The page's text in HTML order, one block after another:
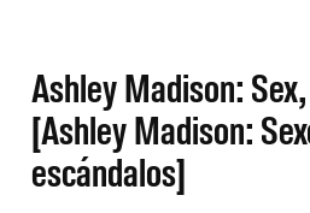
Ashley Madison:
[Ashley Madison:
escándalos]